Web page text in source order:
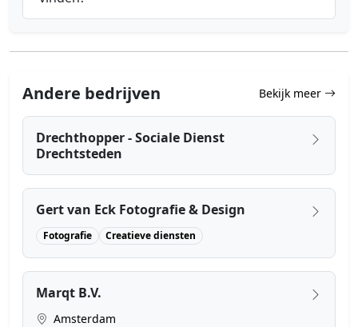
Andere bedrijven Bekijk meer
Drechthopper - Sociale Dienst
Drechtsteden
Gert van Eck Fotografie & Design
Fotografie Creatieve diensten
Marqt B.V.
Amsterdam